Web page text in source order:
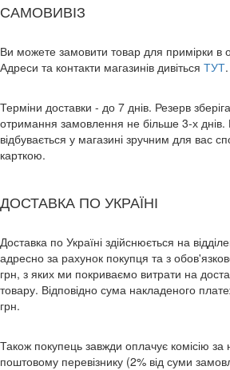
САМОВИВІЗ
Ви можете замовити товар для примірки в
Адреси та контакти магазинів дивіться ТУТ.
Терміни доставки - до 7 днів. Резерв
отримання замовлення не більше 3-х днів.
відбувається у магазині зручним для вас
карткою.
ДОСТАВКА ПО УКРАЇНІ
Доставка по Україні здійснюється на
адресно за рахунок покупця та з
грн, з яких ми покриваємо витрати на
товару. Відповідно сума накладеного
грн.
Також покупець завжди оплачує комісію за
поштовому перевізнику (2% від суми